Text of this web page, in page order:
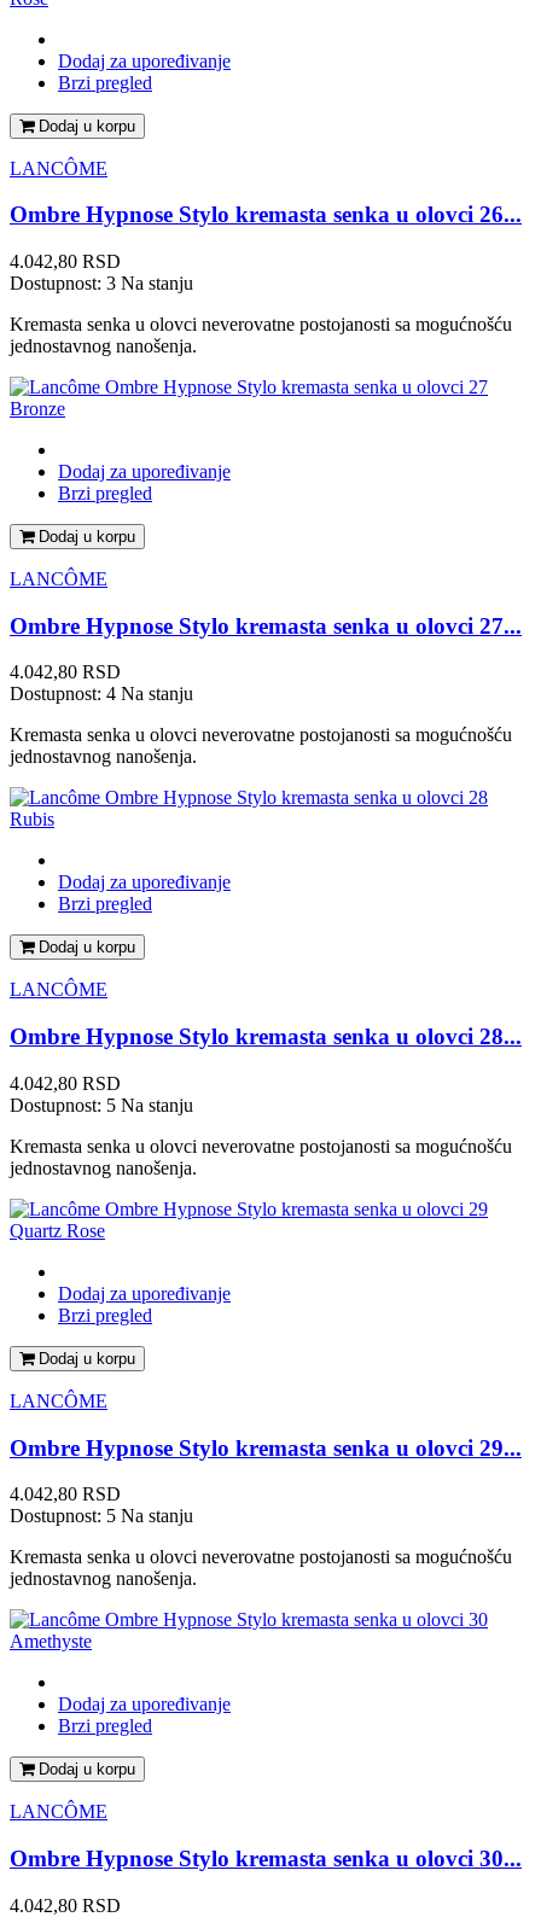
Dodaj za upoređivanje
Brzi pregled
Dodaj u korpu
LANCÔME
Ombre Hypnose Stylo kremasta senka u olovci 26...
Cena
4.042,80 RSD
Dostupnost: 3 Na stanju
Kremasta senka u olovci neverovatne postojanosti sa mogućnošću
jednostavnog nanošenja.
Dodaj za upoređivanje
Brzi pregled
Dodaj u korpu
LANCÔME
Ombre Hypnose Stylo kremasta senka u olovci 27...
Cena
4.042,80 RSD
Dostupnost: 4 Na stanju
Kremasta senka u olovci neverovatne postojanosti sa mogućnošću
jednostavnog nanošenja.
Dodaj za upoređivanje
Brzi pregled
Dodaj u korpu
LANCÔME
Ombre Hypnose Stylo kremasta senka u olovci 28...
Cena
4.042,80 RSD
Dostupnost: 5 Na stanju
Kremasta senka u olovci neverovatne postojanosti sa mogućnošću
jednostavnog nanošenja.
Dodaj za upoređivanje
Brzi pregled
Dodaj u korpu
LANCÔME
Ombre Hypnose Stylo kremasta senka u olovci 29...
Cena
4.042,80 RSD
Dostupnost: 5 Na stanju
Kremasta senka u olovci neverovatne postojanosti sa mogućnošću
jednostavnog nanošenja.
Dodaj za upoređivanje
Brzi pregled
Dodaj u korpu
LANCÔME
Ombre Hypnose Stylo kremasta senka u olovci 30...
Cena
4.042,80 RSD